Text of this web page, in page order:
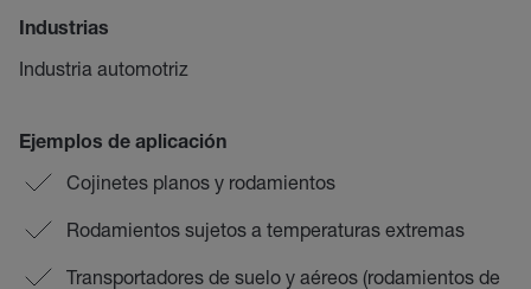
Industrias
Industria automotriz
Ejemplos de aplicación
Cojinetes planos y rodamientos
Rodamientos sujetos a temperaturas extremas
Transportadores de suelo y aéreos (rodamientos de